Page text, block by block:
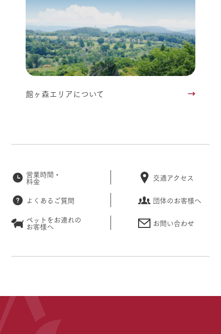
館ヶ森エリアについて
営業時間・
料金 交通アクセス
よくあるご質問
団体のお客様へ
ペットをお連れの
お客様へ お問い合わせ